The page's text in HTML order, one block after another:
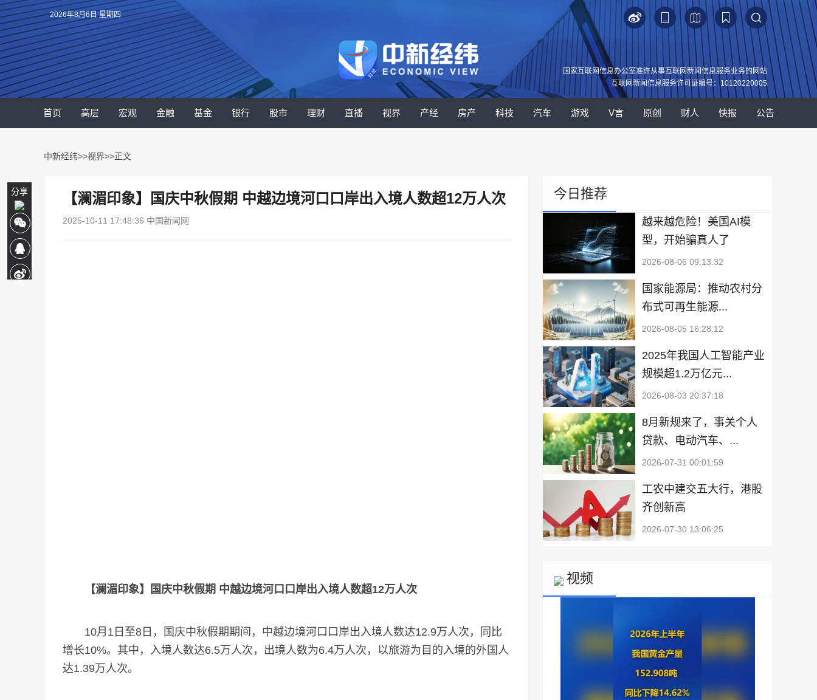
分享
2026年8月6日 星期四
国家互联网信息办公室准许从事互联网新闻信息服务业务的网站
互联网新闻信息服务许可证编号：10120220005
首页 高层 宏观 金融 基金 银行 股市 理财 直播 视界 产经 房产 科技 汽车 游戏 V言 原创 财人 快报 公告
中新经纬>>视界>>正文
【澜湄印象】国庆中秋假期 中越边境河口口岸出入境人数超12万人次
2025-10-11 17:48:36 中国新闻网
【澜湄印象】国庆中秋假期 中越边境河口口岸出入境人数超12万人次
10月1日至8日，国庆中秋假期期间，中越边境河口口岸出入境人数达12.9万人次，同比
增长10%。其中，入境人数达6.5万人次，出境人数为6.4万人次，以旅游为目的入境的外国人
达1.39万人次。
今日推荐
越来越危险！美国AI模
型，开始骗真人了
2026-08-06 09:13:32
国家能源局：推动农村分
布式可再生能源...
2026-08-05 16:28:12
2025年我国人工智能产业
规模超1.2万亿元...
2026-08-03 20:37:18
8月新规来了，事关个人
贷款、电动汽车、...
2026-07-31 00:01:59
工农中建交五大行，港股
齐创新高
2026-07-30 13:06:25
视频